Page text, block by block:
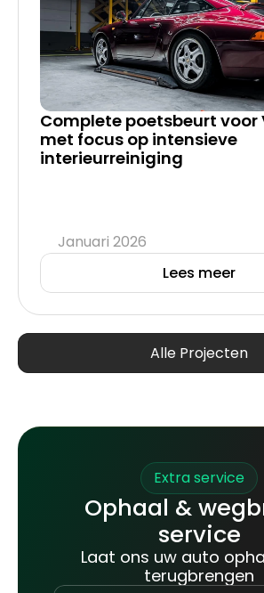
Complete poetsbeurt voor
met focus op intensieve
interieurreiniging
Januari 2026
Lees meer
Alle Projecten
Extra service
Ophaal &
service
Laat ons uw auto
terugbrengen